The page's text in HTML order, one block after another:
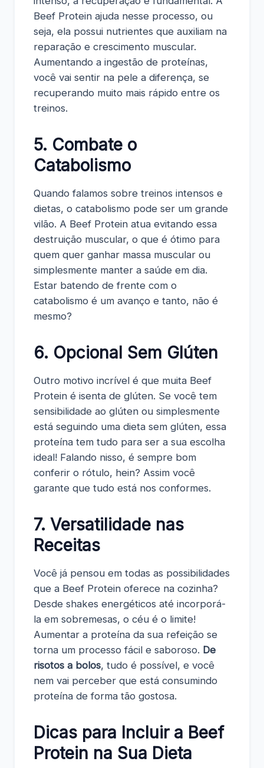
Beef Protein ajuda nesse processo, ou
seja, ela possui nutrientes que auxiliam na
reparação e crescimento muscular.
Aumentando a ingestão de proteínas,
você vai sentir na pele a diferença, se
recuperando muito mais rápido entre os
treinos.
5. Combate o
Catabolismo
Quando falamos sobre treinos intensos e
dietas, o catabolismo pode ser um grande
vilão. A Beef Protein atua evitando essa
destruição muscular, o que é ótimo para
quem quer ganhar massa muscular ou
simplesmente manter a saúde em dia.
Estar batendo de frente com o
catabolismo é um avanço e tanto, não é
mesmo?
6. Opcional Sem Glúten
Outro motivo incrível é que muita Beef
Protein é isenta de glúten. Se você tem
sensibilidade ao glúten ou simplesmente
está seguindo uma dieta sem glúten, essa
proteína tem tudo para ser a sua escolha
ideal! Falando nisso, é sempre bom
conferir o rótulo, hein? Assim você
garante que tudo está nos conformes.
7. Versatilidade nas
Receitas
Você já pensou em todas as possibilidades
que a Beef Protein oferece na cozinha?
Desde shakes energéticos até incorporá-
la em sobremesas, o céu é o limite!
Aumentar a proteína da sua refeição se
torna um processo fácil e saboroso. De
risotos a bolos, tudo é possível, e você
nem vai perceber que está consumindo
proteína de forma tão gostosa.
Dicas para Incluir a Beef
Protein na Sua Dieta